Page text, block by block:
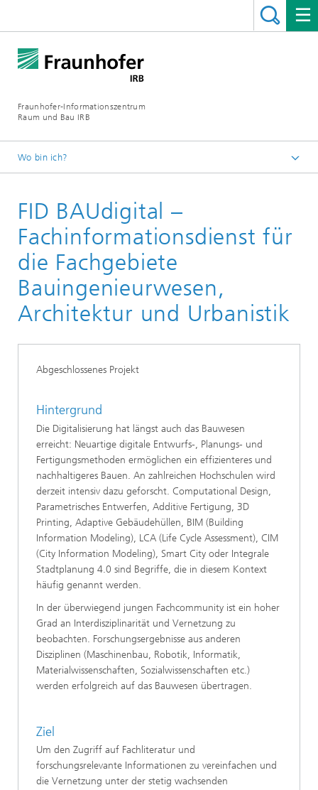
Fraunhofer-Informationszentrum
Raum und Bau IRB
Wo bin ich?
Leistungen
Bauwissen
FID BAUdigital –
Fachinformationsdienst für
die Fachgebiete
Bauingenieurwesen,
Architektur und Urbanistik
Abgeschlossenes Projekt
Hintergrund
Die Digitalisierung hat längst auch das Bauwesen
erreicht: Neuartige digitale Entwurfs-, Planungs- und
Fertigungsmethoden ermöglichen ein effizienteres und
nachhaltigeres Bauen. An zahlreichen Hochschulen wird
derzeit intensiv dazu geforscht. Computational Design,
Parametrisches Entwerfen, Additive Fertigung, 3D
Printing, Adaptive Gebäudehüllen, BIM (Building
Information Modeling), LCA (Life Cycle Assessment), CIM
(City Information Modeling), Smart City oder Integrale
Stadtplanung 4.0 sind Begriffe, die in diesem Kontext
häufig genannt werden.
In der überwiegend jungen Fachcommunity ist ein hoher
Grad an Interdisziplinarität und Vernetzung zu
beobachten. Forschungsergebnisse aus anderen
Disziplinen (Maschinenbau, Robotik, Informatik,
Materialwissenschaften, Sozialwissenschaften etc.)
werden erfolgreich auf das Bauwesen übertragen.
Ziel
Um den Zugriff auf Fachliteratur und
forschungsrelevante Informationen zu vereinfachen und
die Vernetzung unter der stetig wachsenden